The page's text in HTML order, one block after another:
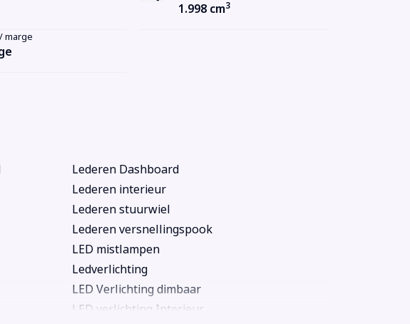
1.998 cm3
marge
Lederen Dashboard
Lederen interieur
Lederen stuurwiel
Lederen versnellingspook
LED mistlampen
Ledverlichting
LED Verlichting dimbaar
LED verlichting Interieur